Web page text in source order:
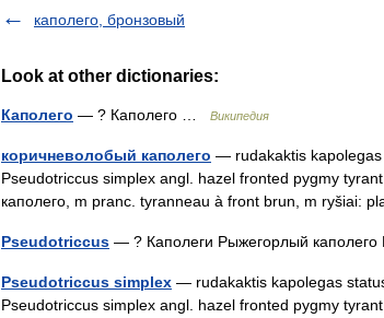
каполего, бронзовый
Look at other dictionaries:
Каполего — ? Каполего … Википедия
коричневолобый каполего — rudakaktis kapolegas
Pseudotriccus simplex angl. hazel fronted pygmy
каполего, m pranc. tyranneau à front brun, m ryšiai:
Pseudotriccus — ? Каполеги Рыжегорлый
Pseudotriccus simplex — rudakaktis kapolegas
Pseudotriccus simplex angl. hazel fronted pygmy